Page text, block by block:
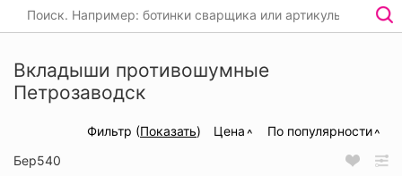
Главная / /
Вкладыши противошумные
Вкладыши противошумные
Петрозаводск
Фильтр (Показать) Цена
По популярности
Бер540